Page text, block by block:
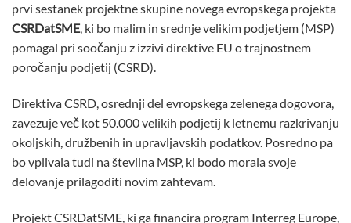
prvi sestanek projektne skupine novega evropskega projekta
CSRDatSME, ki bo malim in srednje velikim podjetjem (MSP)
pomagal pri soočanju z izzivi direktive EU o trajnostnem
poročanju podjetij (CSRD).
Direktiva CSRD, osrednji del evropskega zelenega dogovora,
zavezuje več kot 50.000 velikih podjetij k letnemu razkrivanju
okoljskih, družbenih in upravljavskih podatkov. Posredno pa
bo vplivala tudi na številna MSP, ki bodo morala svoje
delovanje prilagoditi novim zahtevam.
Projekt CSRDatSME, ki ga financira program Interreg Europe,